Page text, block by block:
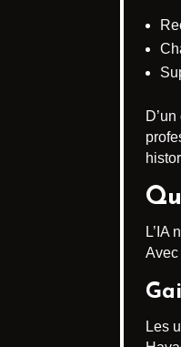
L’IA
Avec
Les